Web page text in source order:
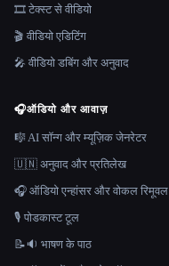
🎞️ टेक्स्ट से वीडियो
🎬 वीडियो एडिटिंग
🎤 वीडियो डबिंग और अनुवाद
🎧ऑडियो और आवाज़
🎼 AI सॉन्ग और म्यूज़िक जेनरेटर
🇺🇳 अनुवाद और प्रतिलेख
🎧 ऑडियो एन्हांसर और वोकल रिमूवल
🎙️ पोडकास्ट टूल
📝🔉 भाषण के पाठ